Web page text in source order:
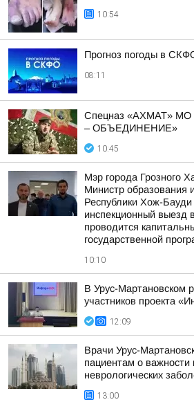
10:54
Прогноз погоды в
08:11
Спецназ «АХМАТ»
– ОБЪЕДИНЕНИЕ»
10:45
Мэр города Грозного
Министр образования
Республики Хож-
инспекционный выезд
проводится
государственной
10:10
В Урус-Мартановском
участников проекта
12:09
Врачи Урус-
пациентам о важности
неврологических
13:00